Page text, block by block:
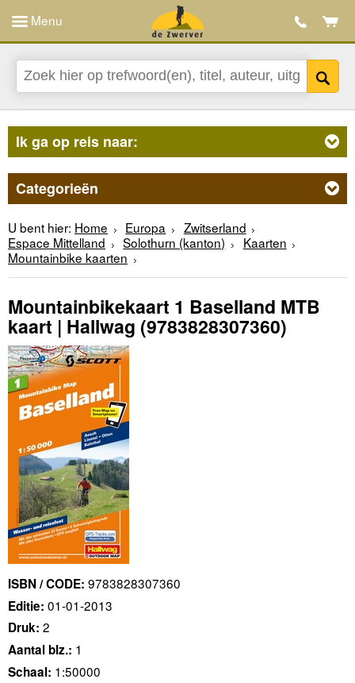
Menu
Ik ga op reis naar:
Categorieën
U bent hier: Home Europa
Zwitserland
Espace Mittelland
Solothurn (kanton)
Kaarten
Mountainbike kaarten
Mountainbikekaart 1 Baselland MTB
kaart | Hallwag (9783828307360)
ISBN / CODE: 9783828307360
Editie: 01-01-2013
Druk: 2
Aantal blz.: 1
Schaal: 1:50000